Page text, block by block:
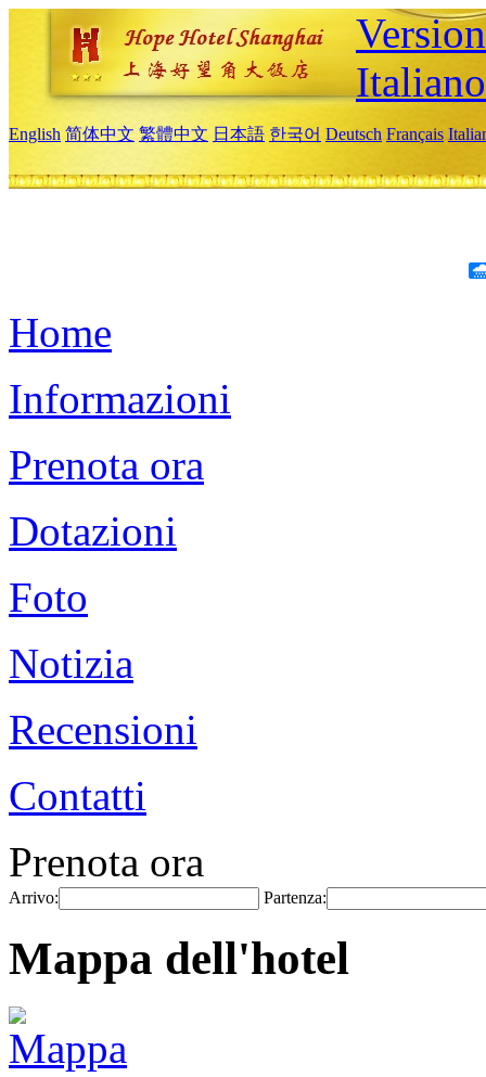
Italiano
English 简体中文 繁體中文 日本語 한국어 Deutsch Français
Home
Informazioni
Prenota ora
Dotazioni
Foto
Notizia
Recensioni
Contatti
Prenota ora
Arrivo: Partenza:
Mappa dell'hotel